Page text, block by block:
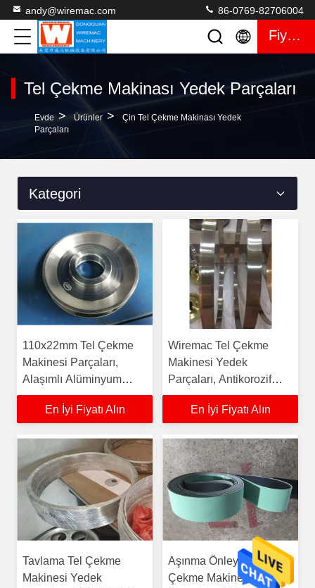
andy@wiremac.com 86-0769-82706004
Fiyat Teklifi
Tel Çekme Makinası Yedek Parçaları
Evde > Ürünler >
Çin Tel Çekme Makinası Yedek
Parçaları
Kategori
110x22mm Tel Çekme
Makinesi Parçaları,
Alaşımlı Alüminyum
Avara Kasnağı
En İyi Fiyatı Alın
Wiremac Tel Çekme
Makinesi Yedek
Parçaları, Antikorozif
Nikel Kaplama Bakır
En İyi Fiyatı Alın
Tavlama Tel Çekme
Makinesi Yedek
Aşınma Önleyici Tel
Çekme Makinesi Yedek